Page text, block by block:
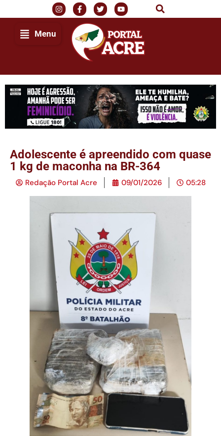
Menu
Adolescente é apreendido com quase
1 kg de maconha na BR-364
Redação Portal Acre 09/01/2026 05:28